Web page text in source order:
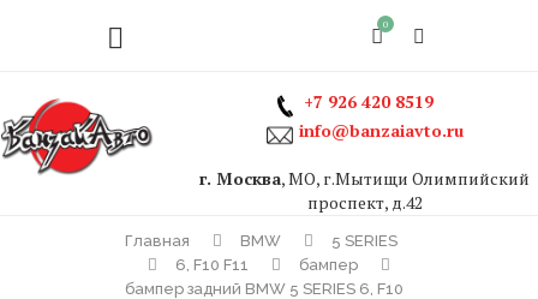
0
+7 926 420 8519
info@banzaiavto.ru
г. Москва, МО, г.Мытищи Олимпийский
проспект, д.42
Главная BMW
5 SERIES
6, F10 F11
бампер
бампер задний BMW 5 SERIES 6, F10